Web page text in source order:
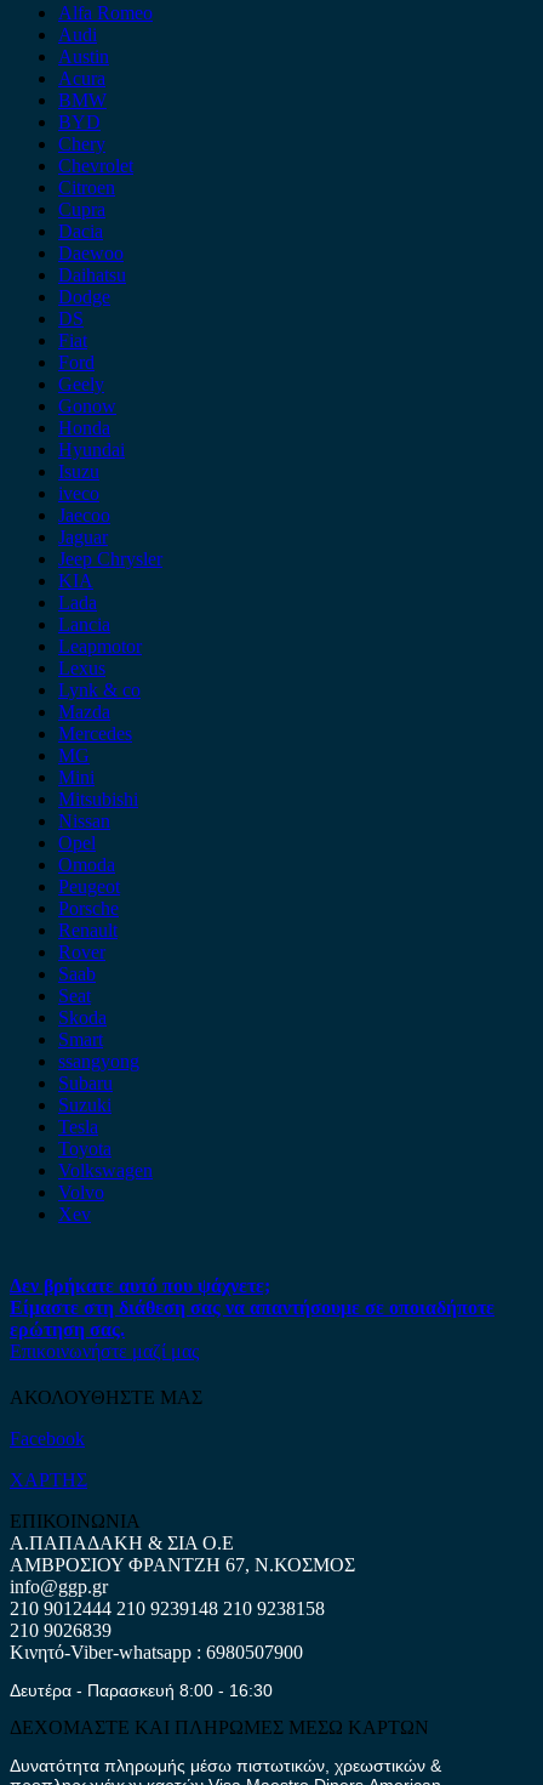
Alfa Romeo
Audi
Austin
Acura
BMW
BYD
Chery
Chevrolet
Citroen
Cupra
Dacia
Daewoo
Daihatsu
Dodge
DS
Fiat
Ford
Geely
Gonow
Honda
Hyundai
Isuzu
iveco
Jaecoo
Jaguar
Jeep Chrysler
KIA
Lada
Lancia
Leapmotor
Lexus
Lynk & co
Mazda
Mercedes
MG
Mini
Mitsubishi
Nissan
Opel
Omoda
Peugeot
Porsche
Renault
Rover
Saab
Seat
Skoda
Smart
ssangyong
Subaru
Suzuki
Tesla
Toyota
Volkswagen
Volvo
Xev
Δεν βρήκατε αυτό που ψάχνετε;
Είμαστε στη διάθεση σας να απαντήσουμε σε οποιαδήποτε
ερώτηση σας.
Επικοινωνήστε μαζί μας
ΑΚΟΛΟΥΘΗΣΤΕ ΜΑΣ
Facebook
ΧΑΡΤΗΣ
ΕΠΙΚΟΙΝΩΝΙΑ
Α.ΠΑΠΑΔΑΚΗ & ΣΙΑ Ο.Ε
ΑΜΒΡΟΣΙΟΥ ΦΡΑΝΤΖΗ 67, Ν.ΚΟΣΜΟΣ
info@ggp.gr
210 9012444 210 9239148 210 9238158
210 9026839
Κινητό-Viber-whatsapp : 6980507900
Δευτέρα - Παρασκευή 8:00 - 16:30
ΔΕΧΟΜΑΣΤΕ ΚΑΙ ΠΛΗΡΩΜΕΣ ΜΕΣΩ ΚΑΡΤΩΝ
Δυνατότητα πληρωμής μέσω πιστωτικών, χρεωστικών &